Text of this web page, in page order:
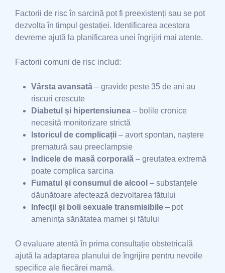
Factorii de risc în sarcină pot fi preexistenți sau se pot
dezvolta în timpul gestației. Identificarea acestora
devreme ajută la planificarea unei îngrijiri mai atente.
Factorii comuni de risc includ:
Vârsta avansată – gravide peste 35 de ani au
riscuri crescute
Diabetul și hipertensiunea – bolile cronice
necesită monitorizare strictă
Istoricul de complicații – avort spontan, naștere
prematură sau preeclampsie
Indicele de masă corporală – greutatea extremă
poate complica sarcina
Fumatul și consumul de alcool – substanțele
dăunătoare afectează dezvoltarea fătului
Infecții și boli sexuale transmisibile – pot
amenința sănătatea mamei și fătului
O evaluare atentă în prima consultație obstetricală
ajută la adaptarea planului de îngrijire pentru nevoile
specifice ale fiecărei mamă.